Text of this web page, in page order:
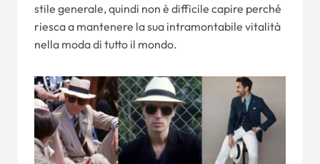
stile generale, quindi non è difficile capire perché
riesca a mantenere la sua intramontabile vitalità
nella moda di tutto il mondo.